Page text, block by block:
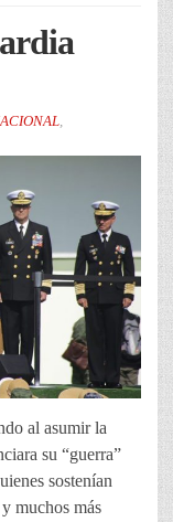
,
al asumir la
su “guerra”
sostenían
muchos más